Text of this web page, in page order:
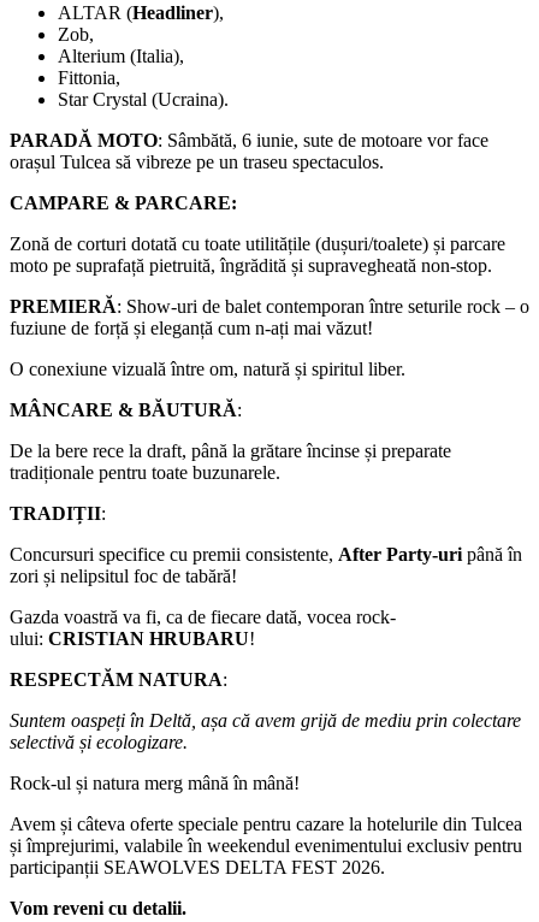
ALTAR (Headliner),
Zob,
Alterium (Italia),
Fittonia,
Star Crystal (Ucraina).
PARADĂ MOTO: Sâmbătă, 6 iunie, sute de motoare vor face
orașul Tulcea să vibreze pe un traseu spectaculos.
CAMPARE & PARCARE:
Zonă de corturi dotată cu toate utilitățile (dușuri/toalete) și parcare
moto pe suprafață pietruită, îngrădită și supravegheată non-stop.
PREMIERĂ: Show-uri de balet contemporan între seturile rock – o
fuziune de forță și eleganță cum n-ați mai văzut!
O conexiune vizuală între om, natură și spiritul liber.
MÂNCARE & BĂUTURĂ:
De la bere rece la draft, până la grătare încinse și preparate
tradiționale pentru toate buzunarele.
TRADIȚII:
Concursuri specifice cu premii consistente, After Party-uri până în
zori și nelipsitul foc de tabără!
Gazda voastră va fi, ca de fiecare dată, vocea rock-
ului: CRISTIAN HRUBARU!
RESPECTĂM NATURA:
Suntem oaspeți în Deltă, așa că avem grijă de mediu prin colectare
selectivă și ecologizare.
Rock-ul și natura merg mână în mână!
Avem și câteva oferte speciale pentru cazare la hotelurile din Tulcea
și împrejurimi, valabile în weekendul evenimentului exclusiv pentru
participanții SEAWOLVES DELTA FEST 2026.
Vom reveni cu detalii.